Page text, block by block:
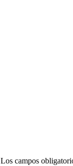
Los campos